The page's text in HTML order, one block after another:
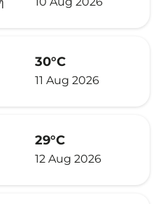
30°C
11 Aug 2026
29°C
12 Aug 2026